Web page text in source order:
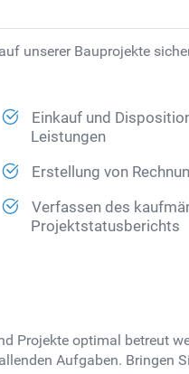
unserer Bauprojekte
Einkauf und
Leistungen
Erstellung von
Verfassen des
Projektstatusberichts
Projekte optimal betreut
Aufgaben. Bringen